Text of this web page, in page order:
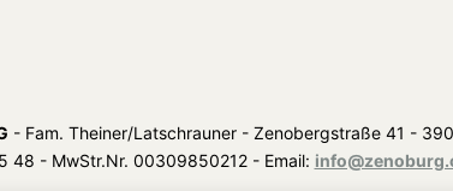
- Fam. Theiner/Latschrauner - Zenobergstraße 41 -
48 - MwStr.Nr. 00309850212 - Email: